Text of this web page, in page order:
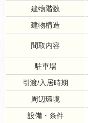
建物階数
建物構造
間取内容
駐車場
引渡/入居時期
周辺環境
設備・条件